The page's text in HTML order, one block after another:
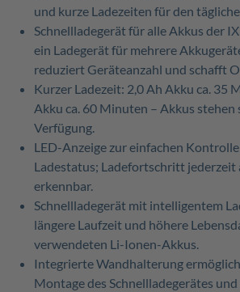
und kurze Ladezeiten für den
Schnellladegerät für alle Akkus der
ein Ladegerät für mehrere
reduziert Geräteanzahl und schafft
Kurzer Ladezeit: 2,0 Ah Akku ca. 35
Akku ca. 60 Minuten – Akkus stehen
Verfügung.
LED-Anzeige zur einfachen
Ladestatus; Ladefortschritt jederzeit
erkennbar.
Schnellladegerät mit intelligentem
längere Laufzeit und höhere
verwendeten Li-Ionen-Akkus.
Integrierte Wandhalterung
Montage des Schnellladegerätes